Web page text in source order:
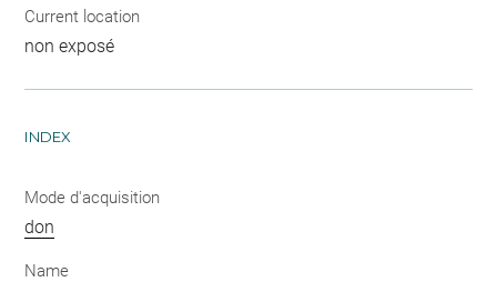
Current location
non exposé
INDEX
Mode d'acquisition
don
Name